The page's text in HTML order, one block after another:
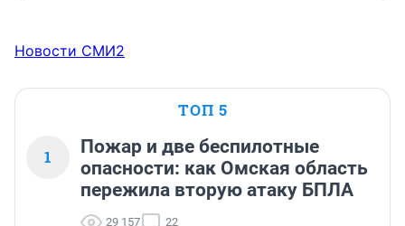
Новости СМИ2
ТОП 5
1
Пожар и две беспилотные
опасности: как Омская область
пережила вторую атаку БПЛА
29 157 22